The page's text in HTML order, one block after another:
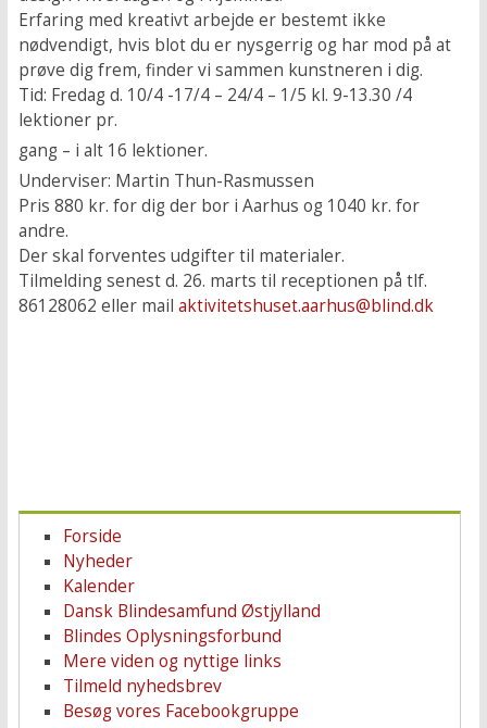
Erfaring med kreativt arbejde er bestemt ikke
nødvendigt, hvis blot du er nysgerrig og har mod på at
prøve dig frem, finder vi sammen kunstneren i dig.
Tid: Fredag d. 10/4 -17/4 – 24/4 – 1/5 kl. 9-13.30 /4
lektioner pr.
gang – i alt 16 lektioner.
Underviser: Martin Thun-Rasmussen
Pris 880 kr. for dig der bor i Aarhus og 1040 kr. for
andre.
Der skal forventes udgifter til materialer.
Tilmelding senest d. 26. marts til receptionen på tlf.
86128062 eller mail aktivitetshuset.aarhus@blind.dk
Forside
Nyheder
Kalender
Dansk Blindesamfund Østjylland
Blindes Oplysningsforbund
Mere viden og nyttige links
Tilmeld nyhedsbrev
Besøg vores Facebookgruppe